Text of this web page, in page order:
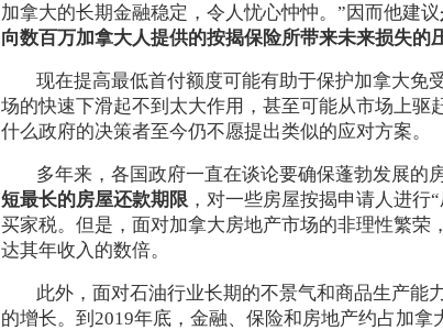
加拿大的长期金融稳定，令人忧心忡忡。”因而他建议
向数百万加拿大人提供的按揭保险所带来未来损失的
现在提高最低首付额度可能有助于保护加拿大免
场的快速下滑起不到太大作用，甚至可能从市场上
什么政府的决策者至今仍不愿提出类似的应对方案。
多年来，各国政府一直在谈论要确保蓬勃发展的
短最长的房屋还款期限 ，对一些房屋按揭申请人进
买家税。但是，面对加拿大房地产市场的非理性繁
达其年收入的数倍。
此外，面对石油行业长期的不景气和商品生产能
的增长。到2019年底，金融、保险和房地产约占加拿